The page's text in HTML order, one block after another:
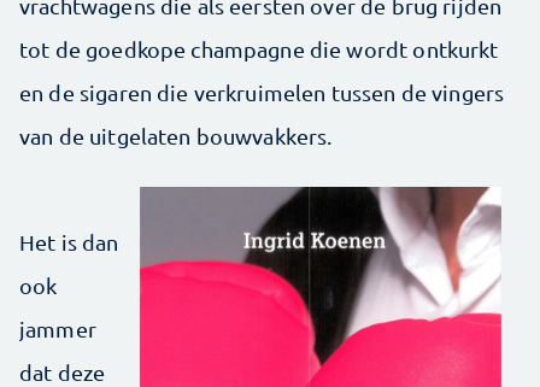
vrachtwagens die als eersten over de brug rijden
tot de goedkope champagne die wordt ontkurkt
en de sigaren die verkruimelen tussen de vingers
van de uitgelaten bouwvakkers.
Het is dan
ook
jammer
dat deze